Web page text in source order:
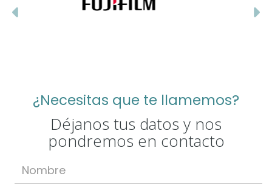
¿Necesitas que te llamemos?
Déjanos tus datos y nos
pondremos en contacto